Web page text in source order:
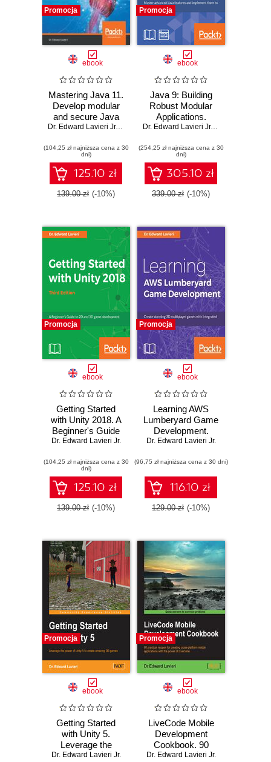
Promocja
ebook
Mastering Java 11.
Develop modular
and secure Java
applications using
advanced JDK
libraries - Second
Edition
Dr. Edward Lavieri Jr.
,Mandar Jog
(104,25 zł najniższa cena z 30
dni)
125.10 zł
139.00 zł (-10%)
Promocja
ebook
Java 9: Building
Robust Modular
Applications.
Master advanced
implement them to
build amazing
projects
Dr. Edward Lavieri Jr.
,Peter Verhas
(254,25 zł najniższa cena z 30
dni)
305.10 zł
339.00 zł (-10%)
Promocja
ebook
Getting Started
with Unity 2018. A
Beginner's Guide
to 2D and 3D
with Unity - Third
Edition
Dr. Edward Lavieri Jr.
(104,25 zł najniższa cena z 30
dni)
125.10 zł
139.00 zł (-10%)
Promocja
ebook
Learning AWS
Lumberyard Game
Development.
Create stunning 3D
with integrated
cloud-based
features
Dr. Edward Lavieri Jr.
(96,75 zł najniższa cena z 30 dni)
116.10 zł
129.00 zł (-10%)
Promocja
ebook
Getting Started
with Unity 5.
Leverage the
power of Unity 5 to
Dr. Edward Lavieri Jr.
Promocja
ebook
LiveCode Mobile
Development
Cookbook. 90
practical recipes
Dr. Edward Lavieri Jr.